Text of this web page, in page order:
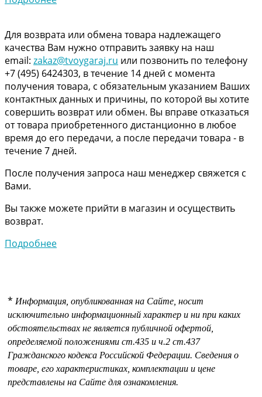
Для возврата или обмена товара надлежащего
качества Вам нужно отправить заявку на наш
email: zakaz@tvoygaraj.ru или позвонить по телефону
+7 (495) 6424303, в течение 14 дней с момента
получения товара, с обязательным указанием Ваших
контактных данных и причины, по которой вы хотите
совершить возврат или обмен. Вы вправе отказаться
от товара приобретенного дистанционно в любое
время до его передачи, а после передачи товара - в
течение 7 дней.
После получения запроса наш менеджер свяжется с
Вами.
Вы также можете прийти в магазин и осуществить
возврат.
Подробнее
* Информация, опубликованная на Сайте, носит
исключительно информационный характер и ни при каких
обстоятельствах не является публичной офертой,
определяемой положениями ст.435 и ч.2 ст.437
Гражданского кодекса Российской Федерации. Сведения о
товаре, его характеристиках, комплектации и цене
представлены на Сайте для ознакомления.